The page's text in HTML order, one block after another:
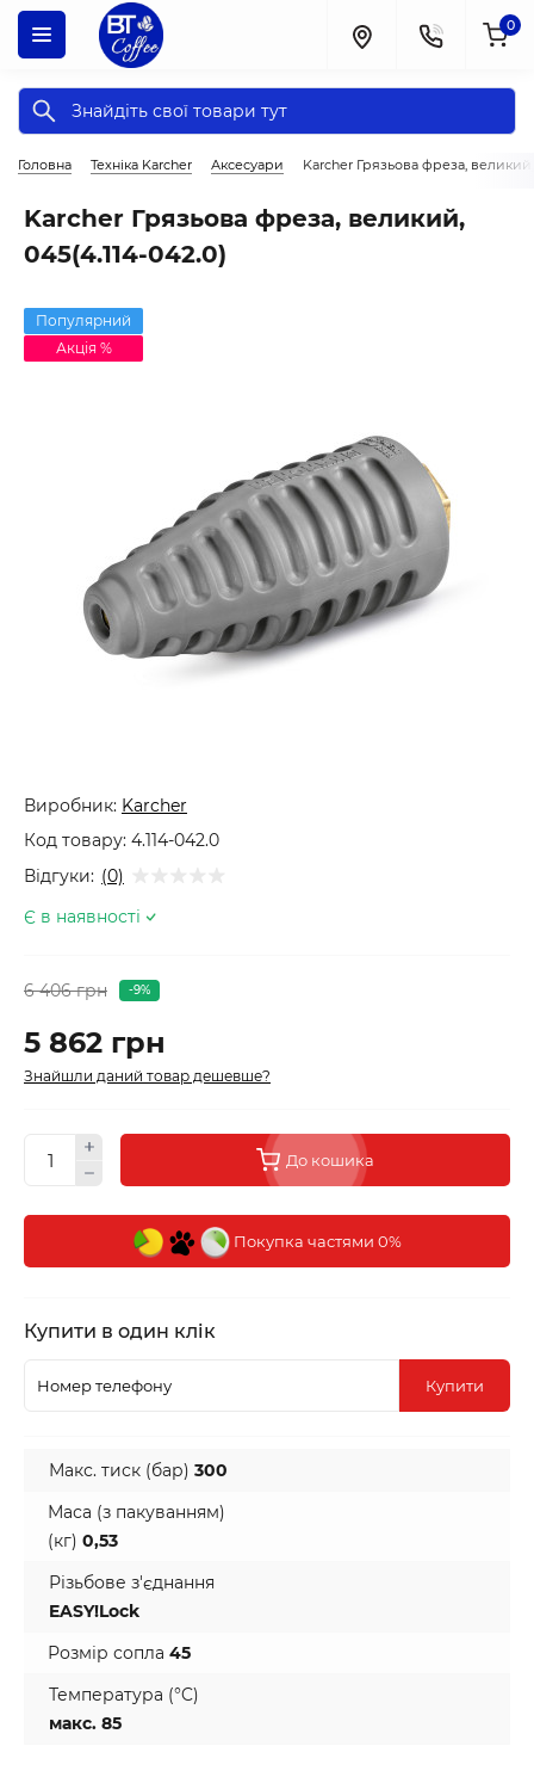
0
Головна Техніка Karcher Аксесуари Karcher Грязьова фреза, великий,
Karcher Грязьова фреза, великий,
045(4.114-042.0)
Популярний
Акція %
Виробник: Karcher
Код товару: 4.114-042.0
Відгуки: (0)
Є в наявності
6 406 грн -9%
5 862 грн
Знайшли даний товар дешевше?
До кошика
Покупка частями 0%
Купити в один клік
Купити
Макс. тиск (бар) 300
Маса (з пакуванням)
(кг) 0,53
Різьбове з'єднання
EASY!Lock
Розмір сопла 45
Температура (°C)
макс. 85